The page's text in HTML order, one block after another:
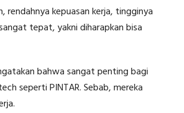
rendahnya kepuasan kerja, tingginya
tepat, yakni diharapkan bisa
bahwa sangat penting bagi
seperti PINTAR. Sebab, mereka